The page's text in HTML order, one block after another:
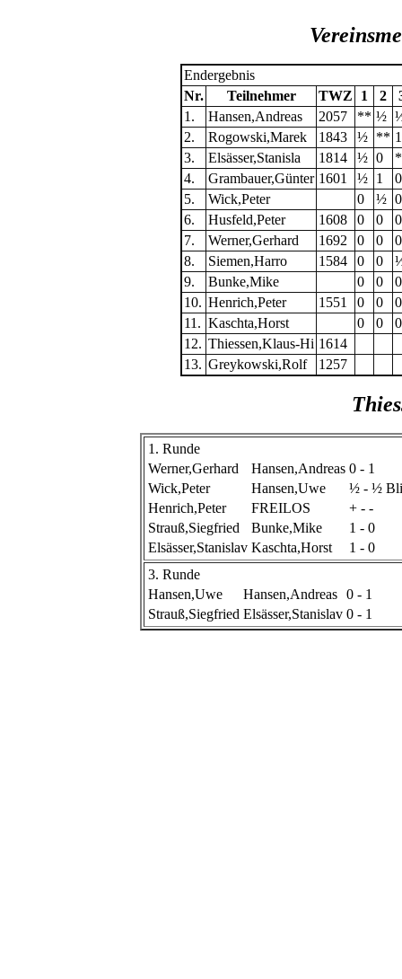
Endergebnis
Nr.
Teilnehmer TWZ 1 2
1.
Hansen,Andreas 2057 ** ½
2.
Rogowski,Marek 1843 ½ ** 1
3.
Elsässer,Stanisla 1814 ½ 0
4.
Grambauer,Günter 1601 ½ 1
0
5.
Wick,Peter 0 ½ 0
6.
Husfeld,Peter 1608 0 0
0
7.
Werner,Gerhard 1692 0 0
0
8.
Siemen,Harro 1584 0 0
9.
Bunke,Mike 0 0
0
10. Henrich,Peter 1551 0 0
0
11. Kaschta,Horst 0 0
0
12. Thiessen,Klaus-Hi 1614
13. Greykowski,Rolf 1257
1. Runde
Werner,Gerhard
Hansen,Andreas 0 - 1
Wick,Peter
Hansen,Uwe
½ - ½
Henrich,Peter
FREILOS
+ - -
Strauß,Siegfried
Bunke,Mike
1 - 0
Elsässer,Stanislav Kaschta,Horst
1 - 0
3. Runde
Hansen,Uwe
Hansen,Andreas 0 - 1
Strauß,Siegfried Elsässer,Stanislav 0 - 1